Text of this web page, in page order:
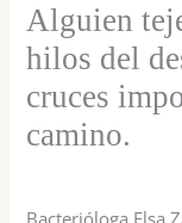
Alguien
hilos del
cruces
camino.